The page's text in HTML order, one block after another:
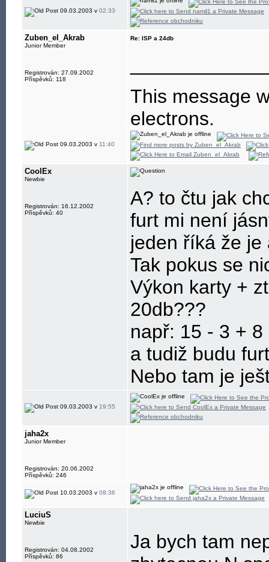
09.03.2003 v 02:33
Zuben_el_Akrab
Junior Member
Registrován: 27.09.2002
Příspěvků: 118
Re: ISP a 24db
This message
electrons.
09.03.2003 v 11:40
CoolEx
Newbie
Registrován: 16.12.2002
Příspěvků: 40
A? to čtu jak
furt mi není
jeden říká že
Tak pokus se
Výkon karty +
20db???
např: 15 - 3 + 8
a tudiž budu
Nebo tam je
09.03.2003 v 19:55
jaha2x
Junior Member
Registrován: 20.06.2002
Příspěvků: 246
10.03.2003 v 08:36
LuciuS
Newbie
Registrován: 04.08.2002
Příspěvků: 86
Ja bych tam